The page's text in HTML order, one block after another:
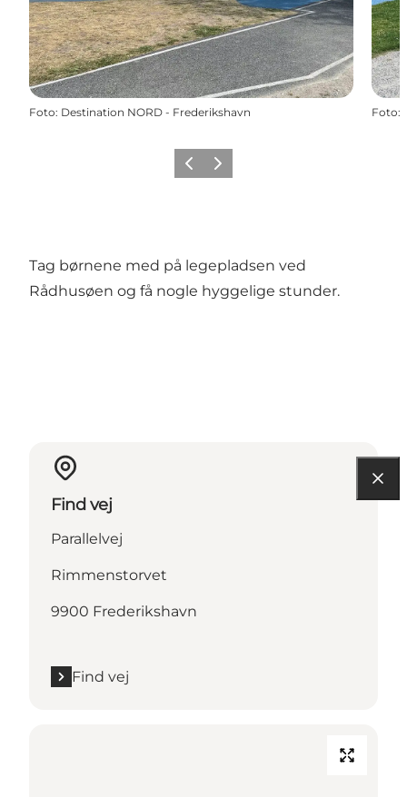
Foto: Destination NORD - Frederikshavn Foto:
ForrigeNæste
Tag børnene med på legepladsen ved
Rådhusøen og få nogle hyggelige stunder.
Find vej
Parallelvej
Rimmenstorvet
9900 Frederikshavn
Find vej